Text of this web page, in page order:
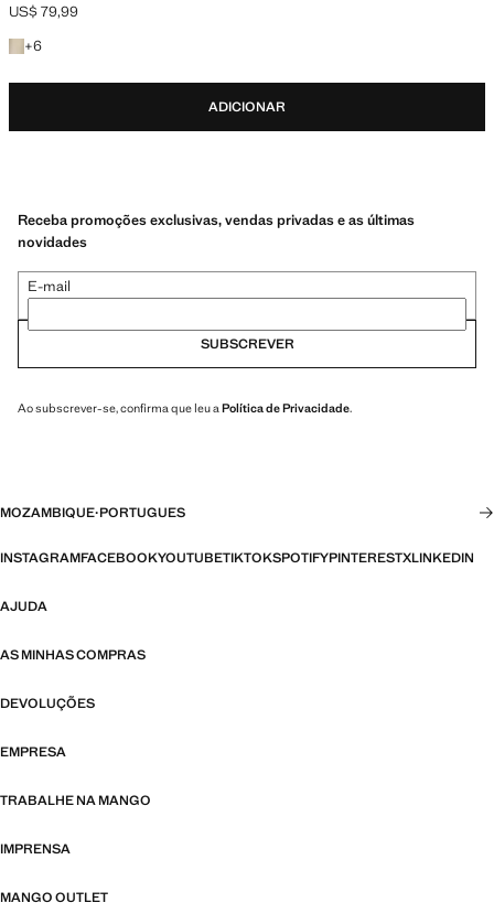
Preço atual [US$ 79,99 ]
US$ 79,99
+6
+6 cores
ADICIONAR
Receba promoções exclusivas, vendas privadas e as últimas
novidades
E-mail
SUBSCREVER
Ao subscrever-se, confirma que leu a Política de Privacidade.
MOZAMBIQUE·PORTUGUES
INSTAGRAMFACEBOOKYOUTUBETIKTOKSPOTIFYPINTERESTXLINKEDIN
AJUDA
AS MINHAS COMPRAS
DEVOLUÇÕES
EMPRESA
TRABALHE NA MANGO
IMPRENSA
MANGO OUTLET